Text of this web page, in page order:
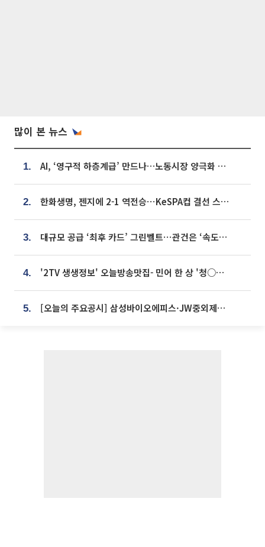
많이 본 뉴스
1. AI, ‘영구적 하층계급’ 만드나…노동시장 양극화 경고
2. 한화생명, 젠지에 2-1 역전승⋯KeSPA컵 결선 스테이지 2 직행
3. 대규모 공급 ‘최후 카드’ 그린벨트⋯관건은 ‘속도’ [주택공급 승부수의 조건]
4. '2TV 생생정보' 오늘방송맛집- 민어 한 상 '청○○○' vs 전복 한 상 '명○'
5. [오늘의 주요공시] 삼성바이오에피스·JW중외제약·한미반도체·SK바이오사이언스 등